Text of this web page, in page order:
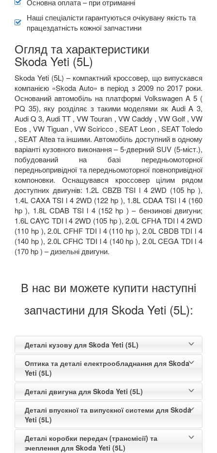
Наші спеціалісти гарантуються очікувану якість та
працездатність кожної запчастини
Огляд та характеристики
Skoda Yeti (5L)
Skoda Yeti (5L) – компактний кроссовер, що випускався
компанією «Skoda Auto» в період з 2009 по 2017 роки.
Оснований автомобіль на платформі Volkswagen A 5 (
PQ 35), яку розділяє з такими моделями як Audi A 3,
Audi Q 3, Audi TT , VW Touran , VW Caddy , VW Golf , VW
Eos , VW Tiguan , VW Sciricco , SEAT Leon , SEAT Toledo
, SEAT Altea та іншими. Автомобіль доступний в одному
варіанті кузовного виконання – 5-дверний SUV (5-міст.),
побудований на базі передньомоторної
передньопривідної та передньомоторної повнопривідної
компоновки. Оснащувався кроссовер цілим рядом
доступних двигунів: 1.2L CBZB TSI l 4 2WD (105 hp ),
1.4L CAXA TSI l 4 2WD (122 hp ), 1.8L CDAA TSI l 4 (160
hp ), 1.8L CDAB TSI l 4 (152 hp ) – бензинові двигуни;
1.6L CAYC TDI l 4 2WD (105 hp ), 2.0L CFHA TDI l 4 2WD
(110 hp ), 2.0L CFHF TDI l 4 (110 hp ), 2.0L CBDB TDI l 4
(140 hp ), 2.0L CFHC TDI l 4 (140 hp ), 2.0L CEGA TDI l 4
(170 hp ) – дизельні двигуни.
В нас ви можете купити наступні
запчастини для Skoda Yeti (5L):
Деталі кузову для Skoda Yeti (5L)
Оптика та деталі електрообладнання для Skoda
Yeti (5L)
Деталі двигуна для Skoda Yeti (5L)
Деталі впускної та випускної системи для Skoda
Yeti (5L)
Деталі коробки передач (трансмісії) та
зчеплення для Skoda Yeti (5L)